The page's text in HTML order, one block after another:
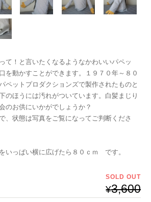
て！と言いたくなるようなかわいいパペッ
を動かすことができます。１９７０年～８０
ペットプロダクションズで製作されたものと
のほうには汚れがついています。白髪まじり
のお供にいかがでしょうか？
、状態は写真をご覧になってご判断くださ
いっぱい横に広げたら８０ｃｍ です。
SOLD OUT
¥3,600